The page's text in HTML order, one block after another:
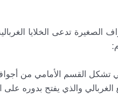
تدعى الخلايا
وهي تشكل القسم الأمامي من
الغربالي والذي يفتح بدوره